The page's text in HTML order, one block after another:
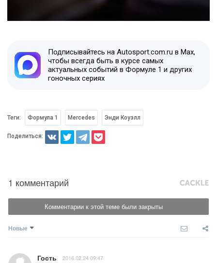
Подписывайтесь на Autosport.com.ru в Max,
чтобы всегда быть в курсе самых
актуальных событий в Формуле 1 и других
гоночных сериях
Теги: Формула 1 Mercedes Энди Коуэлл
Поделиться:
1 комментарий
Комментарии к этой теме были закрыты
Новые
Гость 2016.02.24 09:47